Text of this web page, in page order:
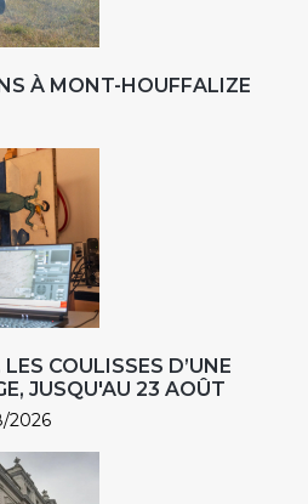
À MONT-HOUFFALIZE
COULISSES D’UNE
JUSQU'AU 23 AOÛT
2026